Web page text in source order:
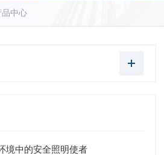
品中心
境中的安全照明使者